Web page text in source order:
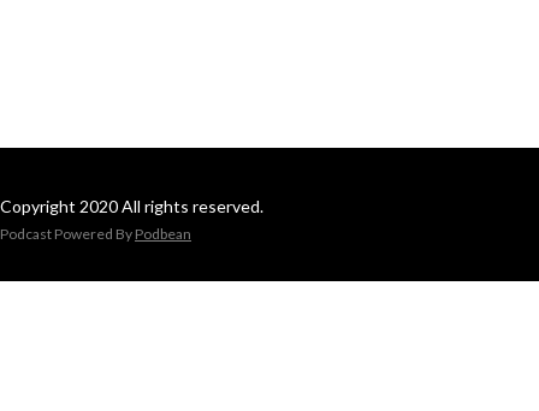
Copyright 2020 All rights reserved.
Podcast Powered By Podbean